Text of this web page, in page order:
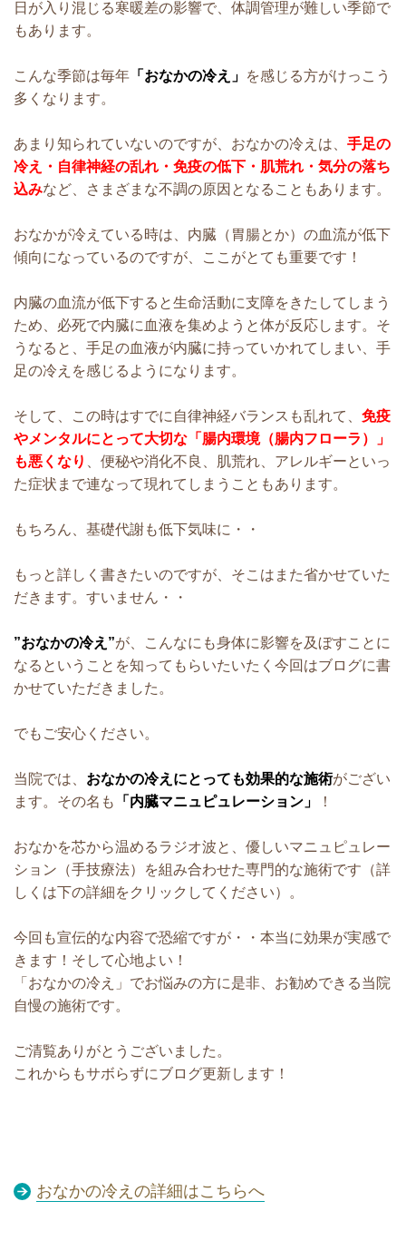
日が入り混じる寒暖差の影響で、体調管理が難しい季節で
もあります。
こんな季節は毎年 「おなかの冷え」 を感じる方がけっこう
多くなります。
あまり知られていないのですが、おなかの冷えは、 手足の
冷え・自律神経の乱れ・免疫の低下・肌荒れ・気分の落ち
込みなど、さまざまな不調の原因となることもあります。
おなかが冷えている時は、内臓（胃腸とか）の血流が低下
傾向になっているのですが、ここがとても重要です！
内臓の血流が低下すると生命活動に支障をきたしてしまう
ため、必死で内臓に血液を集めようと体が反応します。そ
うなると、手足の血液が内臓に持っていかれてしまい、 手
足の冷えを感じるようになります。
そして、 この時はすでに自律神経バランスも乱れて、 免疫
やメンタルにとって大切な「腸内環境（腸内フローラ）」
も悪くなり
、便秘や消化不良、肌荒れ、アレルギーといっ
た症状まで連なって現れてしまうこともあります。
もちろん、基礎代謝も低下気味に・・
もっと詳しく書きたいのですが、そこはまた省かせていた
だきます。すいません・・
”おなかの冷え”が、こんなにも身体に影響を及ぼすことに
なるということを知ってもらいたいたく今回はブログに書
かせていただきました。
でもご安心ください。
当院では、 おなかの冷えにとっても効果的な施術がござい
ます。その名も
「内臓マニュピュレーション」 ！
おなかを芯から温めるラジオ波と、優しいマニュピュレー
ション（手技療法）を組み合わせた専門的な施術です（詳
しくは下の詳細をクリックしてください）。
今回も宣伝的な内容で恐縮ですが・・本当に効果が実感で
きます！そして心地よい！
「おなかの冷え」でお悩みの方に是非、お勧めできる当院
自慢の施術です。
ご清覧ありがとうございました。
これからもサボらずにブログ更新します！
おなかの冷えの詳細はこちらへ